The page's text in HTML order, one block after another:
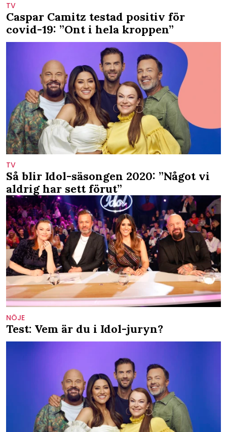
TV
Caspar Camitz testad positiv för
covid-19: ”Ont i hela kroppen”
TV
Så blir Idol-säsongen 2020: ”Något vi
aldrig har sett förut”
NÖJE
Test: Vem är du i Idol-juryn?